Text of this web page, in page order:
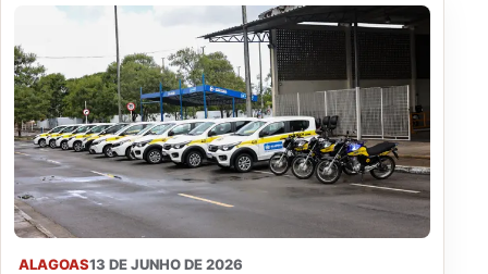
ALAGOAS13 DE JUNHO DE 2026